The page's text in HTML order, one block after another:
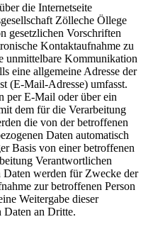
die Internetseite
Zölleche Öllege
gesetzlichen Vorschriften
Kontaktaufnahme zu
unmittelbare Kommunikation
eine allgemeine Adresse der
(E-Mail-Adresse) umfasst.
per E-Mail oder über ein
dem für die Verarbeitung
die von der betroffenen
Daten automatisch
Basis von einer betroffenen
Verantwortlichen
Daten werden für Zwecke der
zur betroffenen Person
Weitergabe dieser
Daten an Dritte.